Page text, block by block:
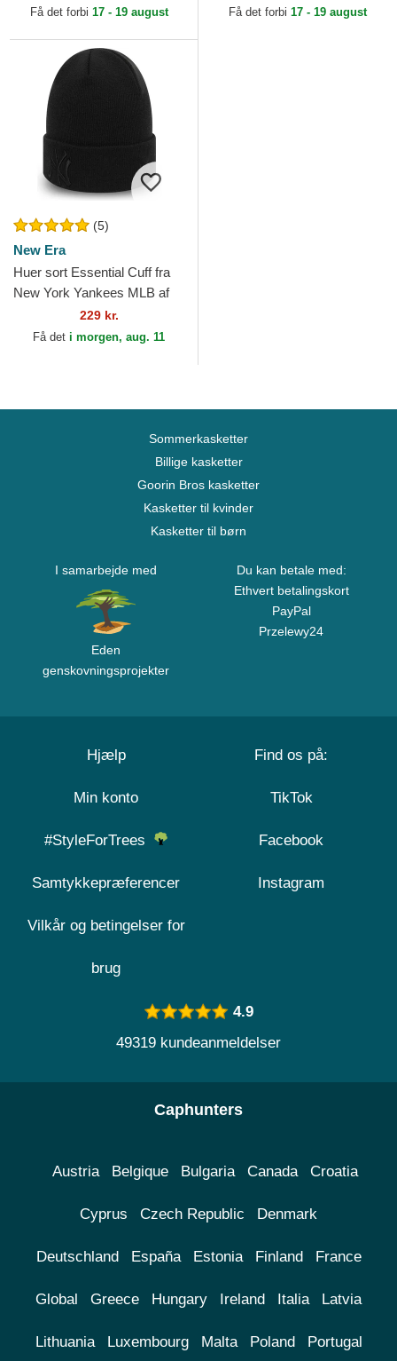
af New Era
Få det forbi 17 - 19 august Få det forbi 17 - 19 august
(5)
New Era
Huer sort Essential Cuff fra
New York Yankees MLB af
229 kr.
Få det i morgen, aug. 11
Sommerkasketter
Billige kasketter
Goorin Bros kasketter
Kasketter til kvinder
Kasketter til børn
I samarbejde med
Eden
genskovningsprojekter
Du kan betale med:
Ethvert betalingskort
PayPal
Przelewy24
Hjælp
Min konto
#StyleForTrees
Samtykkepræferencer
Vilkår og betingelser for
brug
Find os på:
TikTok
Facebook
Instagram
4.9
49319 kundeanmeldelser
Caphunters
Austria Belgique Bulgaria Canada Croatia
Cyprus Czech Republic Denmark
Deutschland España Estonia Finland France
Global Greece Hungary Ireland Italia Latvia
Lithuania Luxembourg Malta Poland Portugal